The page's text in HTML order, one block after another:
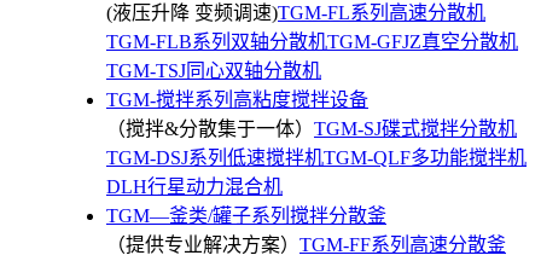
(液压升降 变频调速)TGM-FL系列高速分散机
TGM-FLB系列双轴分散机TGM-GFJZ真空分散机
TGM-TSJ同心双轴分散机
TGM-搅拌系列高粘度搅拌设备
（搅拌&分散集于一体） TGM-SJ碟式搅拌分散机
TGM-DSJ系列低速搅拌机TGM-QLF多功能搅拌机
DLH行星动力混合机
TGM—釜类/罐子系列搅拌分散釜
（提供专业解决方案） TGM-FF系列高速分散釜